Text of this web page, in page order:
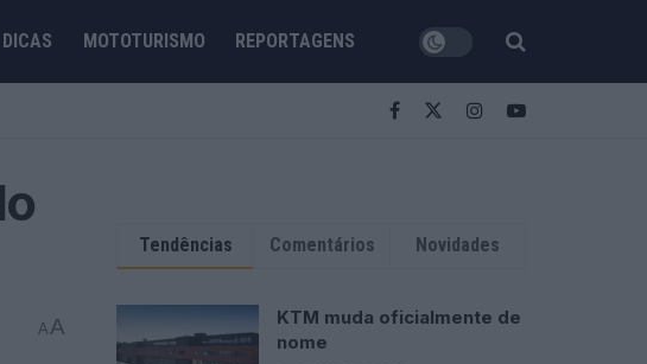
DICAS MOTOTURISMO REPORTAGENS
AA
Tendências Comentários Novidades
KTM muda oficialmente de
nome